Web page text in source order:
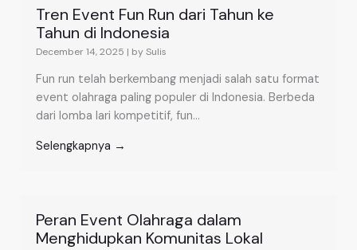
Tren Event Fun Run dari Tahun ke
Tahun di Indonesia
December 14, 2025 | by Sulis
Fun run telah berkembang menjadi salah satu format
event olahraga paling populer di Indonesia. Berbeda
dari lomba lari kompetitif, fun...
Selengkapnya →
Peran Event Olahraga dalam
Menghidupkan Komunitas Lokal